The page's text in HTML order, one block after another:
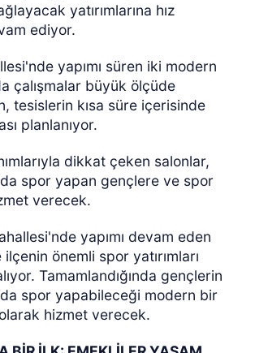
yatırımlarına hız
ediyor.
yapımı süren iki modern
çalışmalar büyük ölçüde
tesislerin kısa süre içerisinde
planlanıyor.
dikkat çeken salonlar,
spor yapan gençlere ve spor
verecek.
yapımı devam eden
önemli spor yatırımları
Tamamlandığında gençlerin
spor yapabileceği modern bir
hizmet verecek.